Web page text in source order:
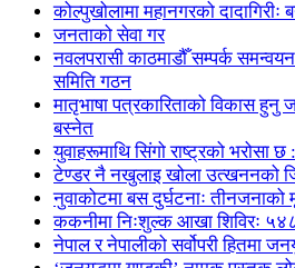
कोल्पुखोलामा महानगरको
जनताको सेवा गर
नवलपरासी काठमाडौँ सम्पर्क
समिति गठन
मातृभाषा पत्रकारिताको विकास हुनु
बस्नेत
युवाहरूमाथि सिंगो राष्ट्रको भरोसा छ
टेण्डर नै नखुलाइ खोला उत्खननको
नुवाकोटमा बस दुर्घटनाः तीनजनाको
ककनीमा निःशुल्क आखा शिविरः
नेपाल र नेपालीको सर्वोपरी हितमा